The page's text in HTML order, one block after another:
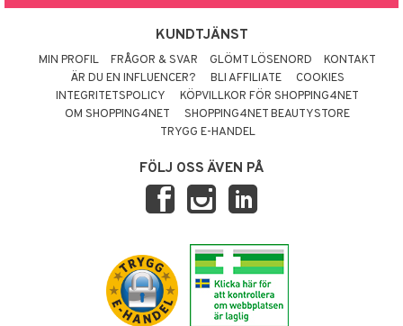
KUNDTJÄNST
MIN PROFIL FRÅGOR & SVAR GLÖMT LÖSENORD
KONTAKT
ÄR DU EN INFLUENCER?
BLI AFFILIATE
COOKIES
INTEGRITETSPOLICY
KÖPVILLKOR FÖR SHOPPING4NET
OM SHOPPING4NET
SHOPPING4NET BEAUTYSTORE
TRYGG E-HANDEL
FÖLJ OSS ÄVEN PÅ